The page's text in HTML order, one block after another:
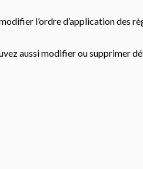
l’ordre d’application des
aussi modifier ou supprimer